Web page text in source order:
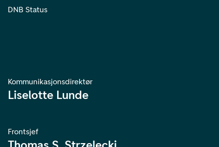
DNB Status
Kommunikasjonsdirektør
Liselotte Lunde
Frontsjef